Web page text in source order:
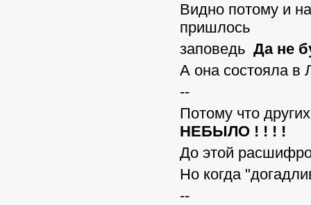
Видно потому и
пришлось
заповедь Да не
А она состояла в
--
Потому что
НЕБЫЛО ! ! ! !
До этой
Но когда
--